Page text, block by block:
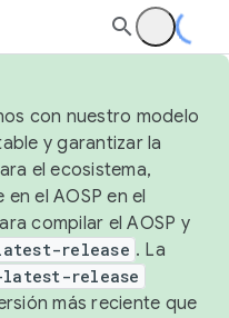
con nuestro modelo
y garantizar la
el ecosistema,
el AOSP en el
compilar el AOSP y
release . La
latest-release
más reciente que